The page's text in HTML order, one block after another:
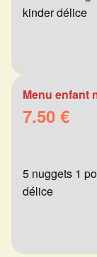
kinder délice
Menu enfant
7.50 €
5 nuggets 1
délice